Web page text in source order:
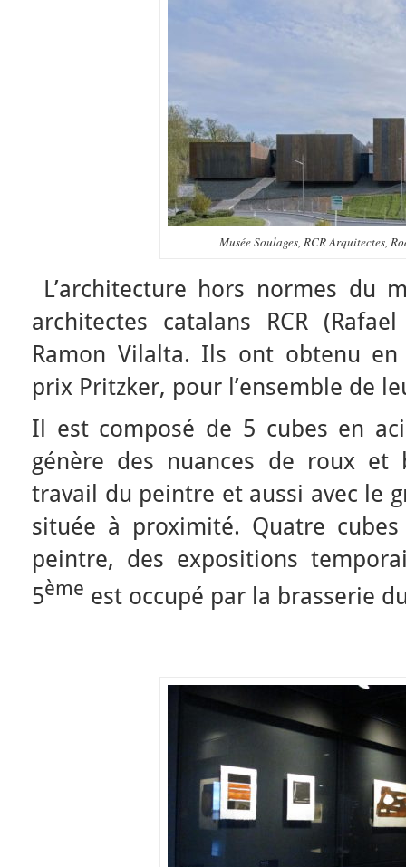
Musée Soulages, RCR Arquitectes,
L’architecture hors normes du
architectes catalans RCR
Ramon Vilalta. Ils ont obtenu
prix Pritzker, pour l’ensemble de
Il est composé de 5 cubes en
génère des nuances de roux et
travail du peintre et aussi avec le
située à proximité. Quatre
peintre, des expositions
5ème est occupé par la brasserie